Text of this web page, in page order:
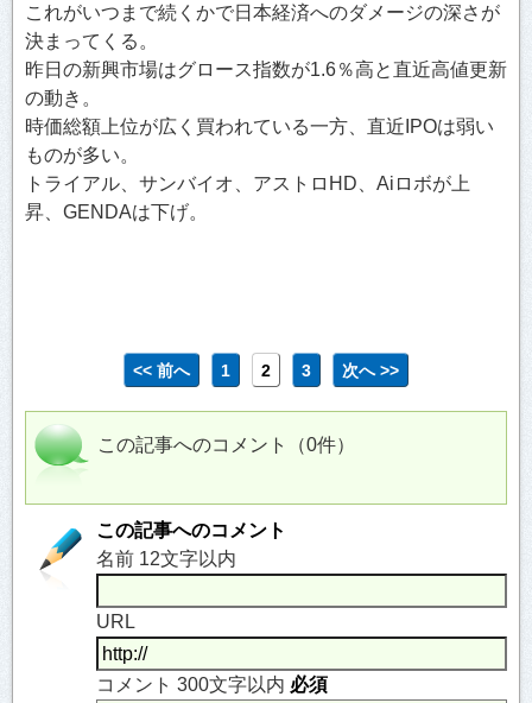
これがいつまで続くかで日本経済へのダメージの深さが
決まってくる。
昨日の新興市場はグロース指数が1.6％高と直近高値更新
の動き。
時価総額上位が広く買われている一方、直近IPOは弱い
ものが多い。
トライアル、サンバイオ、アストロHD、Aiロボが上
昇、GENDAは下げ。
<< 前へ 1 2 3 次へ >>
この記事へのコメント（0件）
この記事へのコメント
名前 12文字以内
URL
コメント 300文字以内 必須